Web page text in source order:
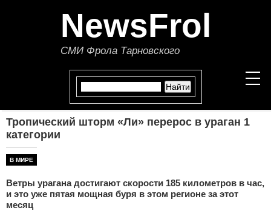
NewsFrol
СМИ Фрола Тарновского
ПОЛИТИКА
Тропический шторм «Ли» перерос в ураган 1
категории
В МИРЕ
Ветры урагана достигают скорости 185 километров в час,
и это уже пятая мощная буря в этом регионе за этот
месяц